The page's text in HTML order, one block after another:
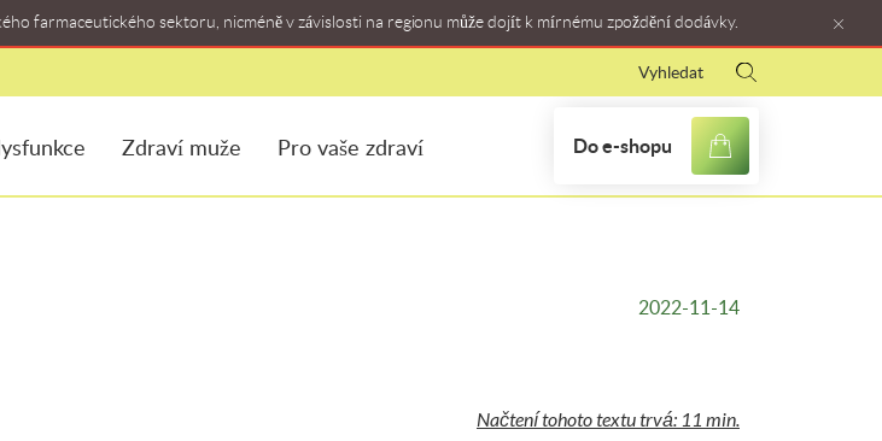
farmaceutického sektoru, nicméně v závislosti na regionu může dojít k mírnému zpoždění dodávky.
Zdraví muže Pro vaše zdraví Do e-shopu
2022-11-14
Načtení tohoto textu trvá: 11 min.